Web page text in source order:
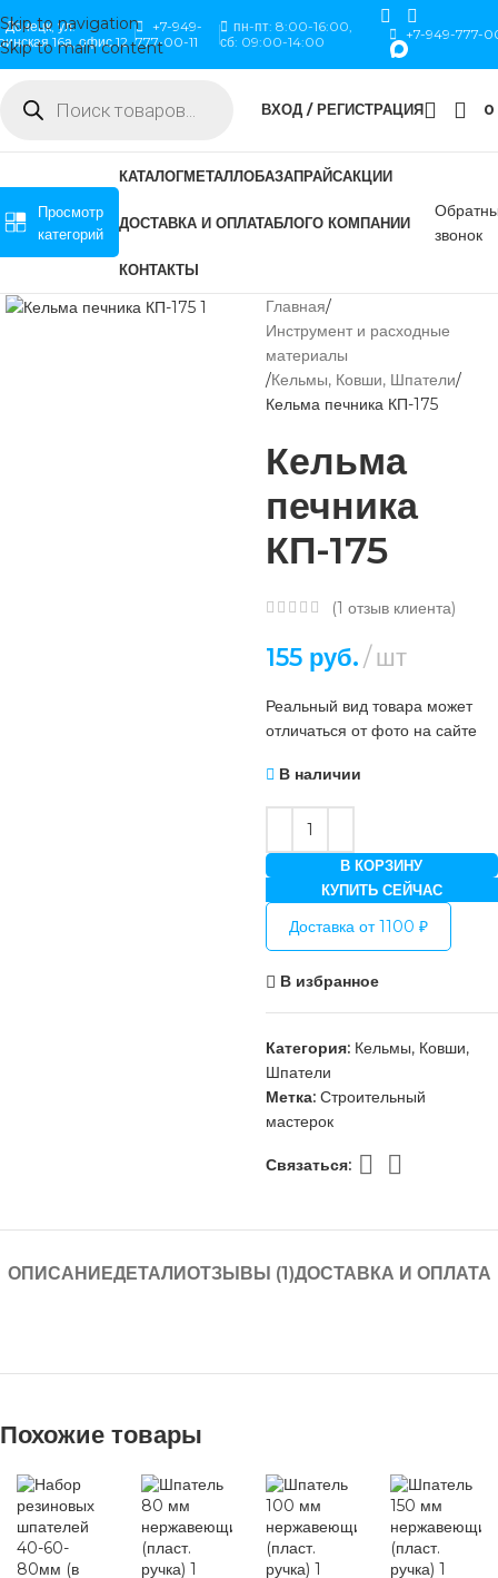
Skip to navigation
Skip to main content
Донецк, ул.
16а, офис 12
+7-949-
777-00-11
пн-пт: 8:00-16:00,
сб: 09:00-14:00
+7-949-777-
ВХОД / РЕГИСТРАЦИЯ 0
Просмотр
категорий
КАТАЛОГМЕТАЛЛОБАЗАПРАЙСАКЦИИ
ДОСТАВКА И ОПЛАТАБЛОГО КОМПАНИИ
КОНТАКТЫ
звонок
Главная
Инструмент и расходные
материалы
Кельмы, Ковши, Шпатели
Кельма печника КП-175
Кельма
печника
КП-175
(1 отзыв клиента)
155руб. шт
Реальный вид товара может
отличаться от фото на сайте
В наличии
В КОРЗИНУ
КУПИТЬ СЕЙЧАС
Доставка от 1100 ₽
В избранное
Категория: Кельмы, Ковши,
Шпатели
Метка: Строительный
мастерок
Связаться:
ОПИСАНИЕДЕТАЛИОТЗЫВЫ (1)ДОСТАВКА И ОПЛАТА
Похожие товары